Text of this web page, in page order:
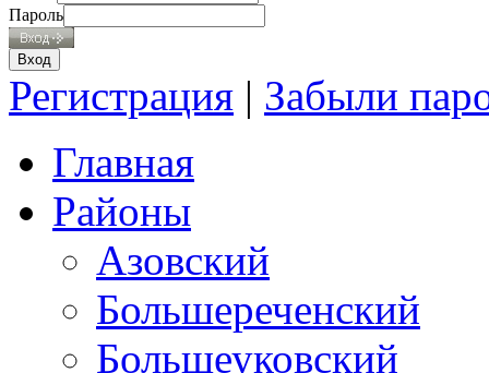
Пароль
Регистрация | Забыли
Главная
Районы
Азовский
Большереченский
Большеуковский